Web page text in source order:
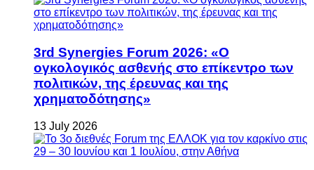
3rd Synergies Forum 2026: «Ο
ογκολογικός ασθενής στο επίκεντρο των
πολιτικών, της έρευνας και της
χρηματοδότησης»
13 July 2026